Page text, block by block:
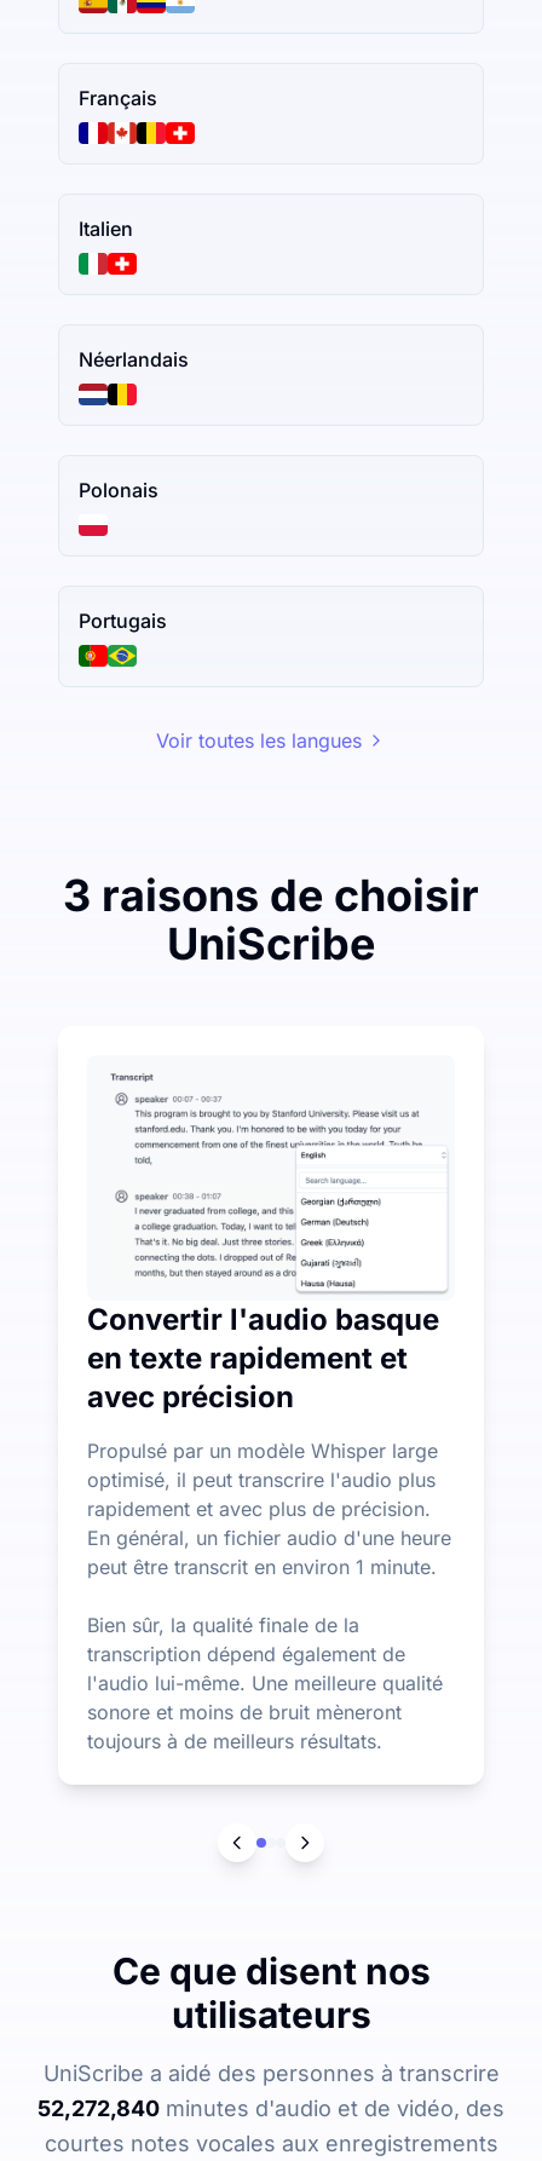
Français
Italien
Néerlandais
Polonais
Portugais
Voir toutes les langues
3 raisons de choisir
UniScribe
UniScribe offre 120 minutes de transcription
Plus de fonctionnalités d'IA disponibles au-delà de
Générez automatiquement des résumés, des
Convertir l'audio basque
en texte rapidement et
avec précision
Propulsé par un modèle Whisper large
optimisé, il peut transcrire l'audio plus
rapidement et avec plus de précision.
En général, un fichier audio d'une heure
peut être transcrit en environ 1 minute.
Bien sûr, la qualité finale de la
transcription dépend également de
l'audio lui-même. Une meilleure qualité
sonore et moins de bruit mèneront
toujours à de meilleurs résultats.
Ce que disent nos
utilisateurs
UniScribe a aidé des personnes à transcrire
52,272,840 minutes d'audio et de vidéo, des
courtes notes vocales aux enregistrements